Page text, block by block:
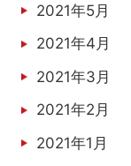
2021年5月
2021年4月
2021年3月
2021年2月
2021年1月